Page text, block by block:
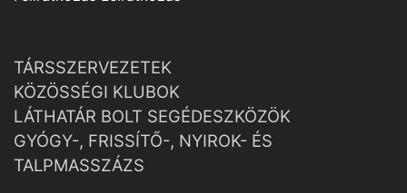
TÁRSSZERVEZETEK
KÖZÖSSÉGI KLUBOK
LÁTHATÁR BOLT SEGÉDESZKÖZÖK
GYÓGY-, FRISSÍTŐ-, NYIROK- ÉS
TALPMASSZÁZS